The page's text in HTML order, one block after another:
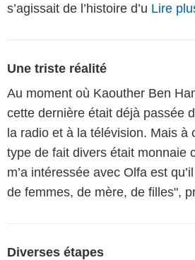
s’agissait de l’histoire d’u Lire
Une triste réalité
Au moment où Kaouther Ben
cette dernière était déjà passée
la radio et à la télévision. Mais à
type de fait divers était monnaie
m’a intéressée avec Olfa est
de femmes, de mère, de filles",
Diverses étapes